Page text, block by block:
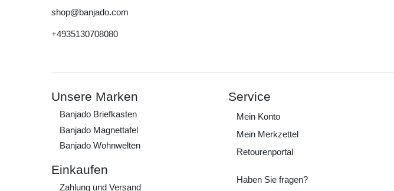
shop@banjado.com
+4935130708080
Unsere Marken
Banjado Briefkasten
Banjado Magnettafel
Banjado Wohnwelten
Einkaufen
Zahlung und Versand
Service
Mein Konto
Mein Merkzettel
Retourenportal
Haben Sie fragen?